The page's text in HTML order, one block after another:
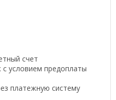
счет
условием предоплаты
платежную систему